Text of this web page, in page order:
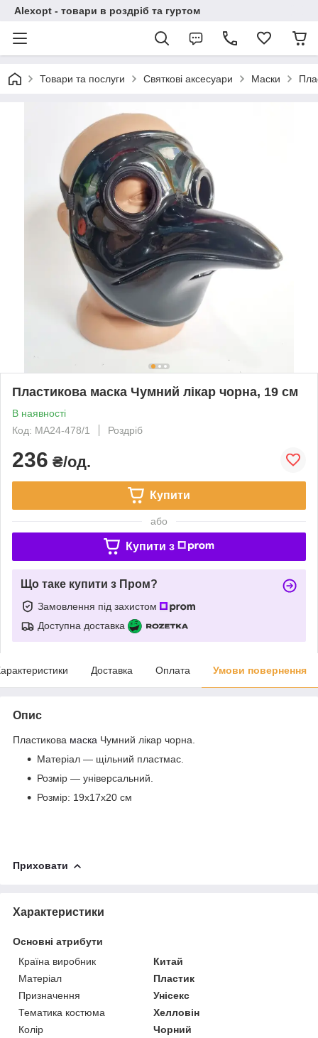
Alexopt - товари в роздріб та гуртом
Товари та послуги Святкові аксесуари Маски
Пластикова маска Чумний лікар чорна, 19 см
В наявності
Код: MA24-478/1
Роздріб
236 ₴/од.
Купити
або
Купити з
Що таке купити з Пром?
Замовлення під захистом
Доступна доставка
Доставка Оплата Умови повернення
Опис
Пластикова маска Чумний лікар чорна.
Матеріал — щільний пластмас.
Розмір — універсальний.
Розмір: 19х17х20 см
Приховати
Характеристики
Основні атрибути
Країна виробник
Китай
Матеріал
Пластик
Призначення
Унісекс
Тематика костюма
Хелловін
Колір
Чорний